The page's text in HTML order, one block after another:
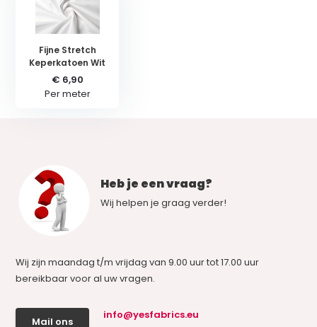
Fijne Stretch
Keperkatoen Wit
€ 6,90
Per meter
Heb je een vraag?
Wij helpen je graag verder!
Wij zijn maandag t/m vrijdag van 9.00 uur tot 17.00 uur
bereikbaar voor al uw vragen.
Mail ons
info@yesfabrics.eu